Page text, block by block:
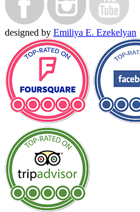
designed by Emiliya E. Ezekelyan